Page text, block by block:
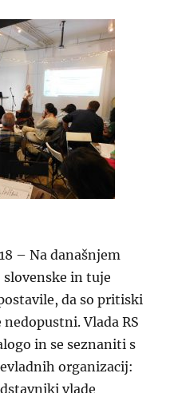
– Na današnjem
slovenske in tuje
da so pritiski
Vlada RS
in se seznaniti s
organizacij:
vlade